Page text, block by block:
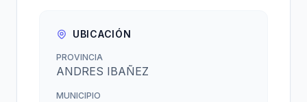
UBICACIÓN
PROVINCIA
ANDRES IBAÑEZ
MUNICIPIO